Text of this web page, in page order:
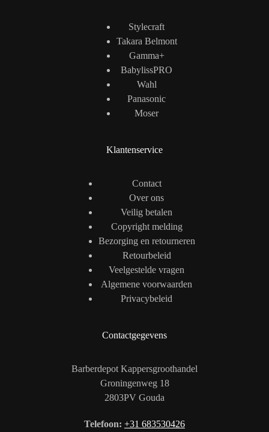
Stylecraft
Takara Belmont
Gamma+
BabylissPRO
Wahl
Panasonic
Moser
Klantenservice
Contact
Over ons
Veilig betalen
Copyright melding
Bezorging en retourneren
Retourbeleid
Veelgestelde vragen
Algemene voorwaarden
Privacybeleid
Contactgegevens
Barberdepot Kappersgroothandel
Groningenweg 18
2803PV Gouda
Telefoon: +31 683530426